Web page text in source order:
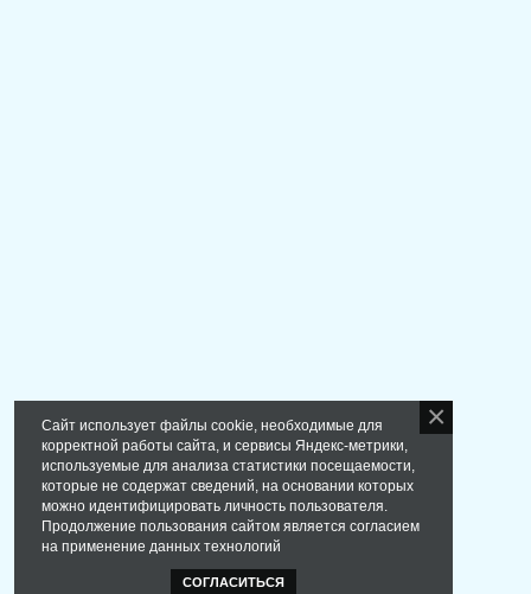
Сайт использует файлы cookie, необходимые для
корректной работы сайта, и сервисы Яндекс-метрики,
используемые для анализа статистики посещаемости,
которые не содержат сведений, на основании которых
можно идентифицировать личность пользователя.
Продолжение пользования сайтом является согласием
на применение данных технологий
СОГЛАСИТЬСЯ